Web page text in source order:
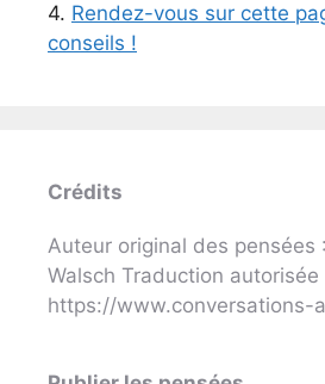
4. Rendez-vous sur cette
conseils !
Crédits
Auteur original des pensées
Walsch Traduction
https://www.conversations-